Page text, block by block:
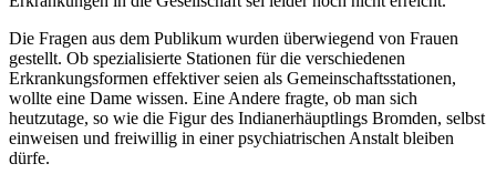
Die Fragen aus dem Publikum wurden überwiegend von Frauen
gestellt. Ob spezialisierte Stationen für die verschiedenen
Erkrankungsformen effektiver seien als Gemeinschaftsstationen,
wollte eine Dame wissen. Eine Andere fragte, ob man sich
heutzutage, so wie die Figur des Indianerhäuptlings Bromden, selbst
einweisen und freiwillig in einer psychiatrischen Anstalt bleiben
dürfe.